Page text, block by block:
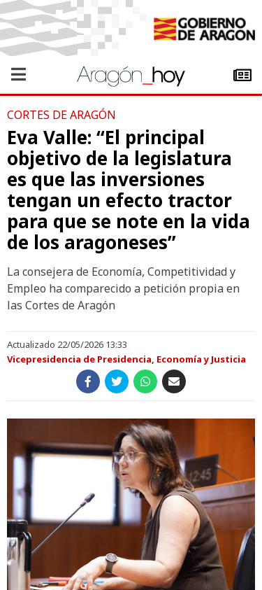
CORTES DE ARAGÓN
Eva Valle: “El principal
objetivo de la legislatura
es que las inversiones
tengan un efecto tractor
para que se note en la vida
de los aragoneses”
La consejera de Economía, Competitividad y
Empleo ha comparecido a petición propia en
las Cortes de Aragón
Actualizado 22/05/2026 13:33
Vicepresidencia de Presidencia, Economía y Justicia